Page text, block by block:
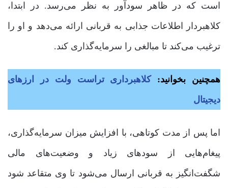
است که در ظاهر سودآور به نظر می‌رسد. در ابتدا،
کلاهبردار اطلاعات جذابی به قربانی ارائه می‌دهد و او را
ترغیب می‌کند تا مبالغی را سرمایه‌گذاری کند.
همچنین بخوانید:کلاهبرداری تراست ولت در ارزهای
دیجیتال
اما پس از مدت کوتاهی، با افزایش میزان سرمایه‌گذاری،
پیغام‌هایی از سودهای زیاد و وضعیت‌های مالی
شگفت‌انگیز به قربانی ارسال می‌شود تا وی متقاعد شود